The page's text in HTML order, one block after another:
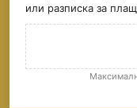
или разписка за